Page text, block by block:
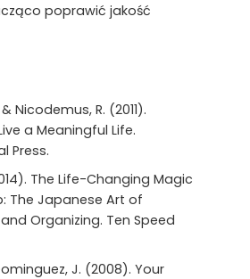
poprawić jakość
Nicodemus, R. (2011).
a Meaningful Life.
Press.
The Life-Changing Magic
The Japanese Art of
Organizing. Ten Speed
J. (2008). Your